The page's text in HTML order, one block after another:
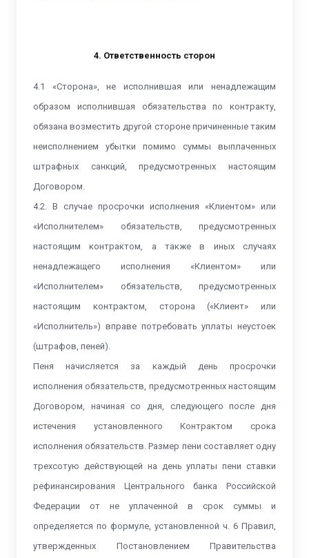
4. Ответственность сторон
4.1 «Сторона», не исполнившая или ненадлежащим
образом исполнившая обязательства по контракту,
обязана возместить другой стороне причиненные таким
неисполнением убытки помимо суммы выплаченных
штрафных санкций, предусмотренных настоящим
Договором.
4.2. В случае просрочки исполнения «Клиентом» или
«Исполнителем» обязательств, предусмотренных
настоящим контрактом, а также в иных случаях
ненадлежащего исполнения «Клиентом» или
«Исполнителем» обязательств, предусмотренных
настоящим контрактом, сторона («Клиент» или
«Исполнитель») вправе потребовать уплаты неустоек
(штрафов, пеней).
Пеня начисляется за каждый день просрочки
исполнения обязательств, предусмотренных настоящим
Договором, начиная со дня, следующего после дня
истечения установленного Контрактом срока
исполнения обязательств. Размер пени составляет одну
трехсотую действующей на день уплаты пени ставки
рефинансирования Центрального банка Российской
Федерации от не уплаченной в срок суммы и
определяется по формуле, установленной ч. 6 Правил,
утвержденных Постановлением Правительства